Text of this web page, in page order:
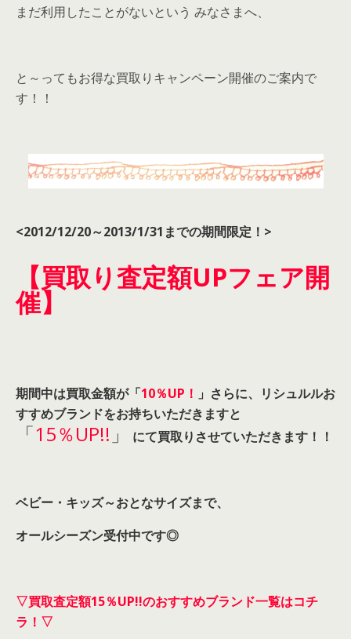
まだ利用したことがないという みなさまへ、
と～ってもお得な買取りキャンペーン開催のご案内で
す！！
<2012/12/20～2013/1/31 までの期間限定！>
【買取り査定額UPフェア開
催】
期間中は買取金額が「10％UP！ 」 さらに、リシュルルお
すすめブランドをお持ちいただきますと
「15％UP!! 」 にて買取りさせていただきます！！
ベビー・キッズ～おとなサイズまで、
オールシーズン受付中です◎
▽買取査定額15％UP!!のおすすめブランド一覧はコチ
ラ！ ▽